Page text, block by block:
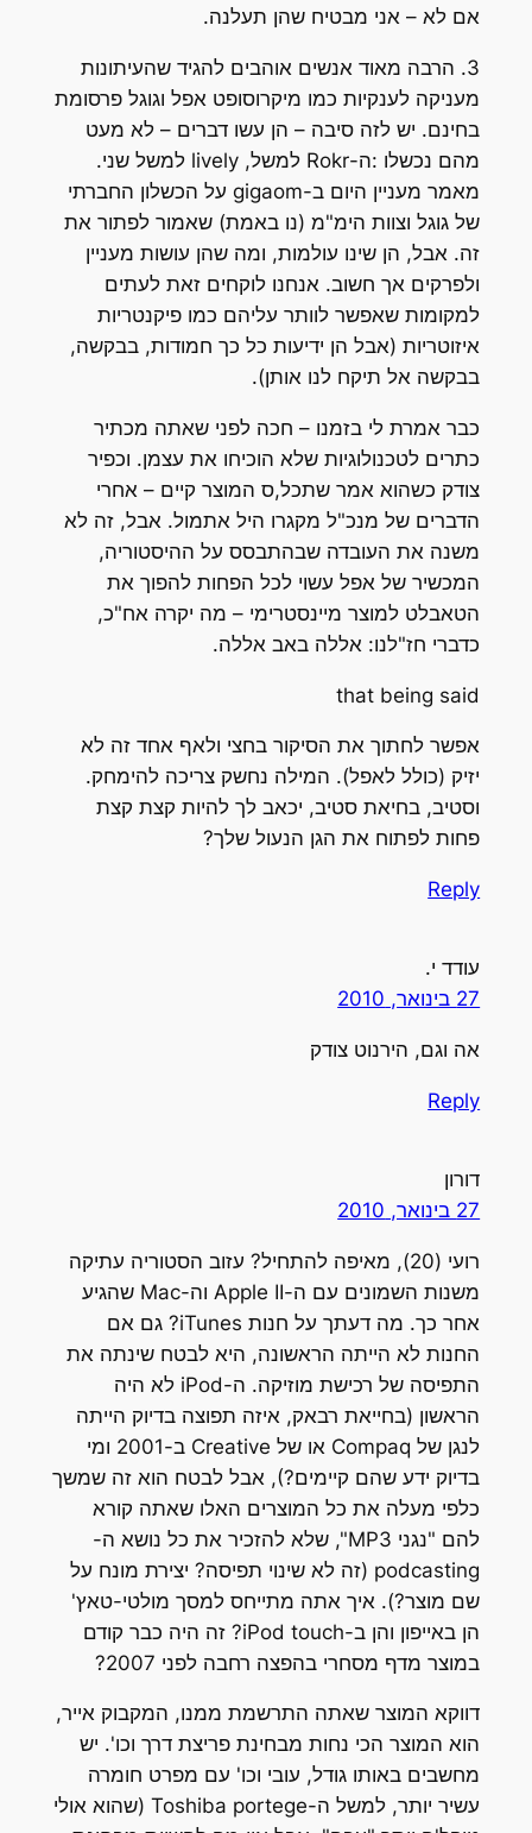
אם לא – אני מבטיח שהן תעלנה.
3. הרבה מאוד אנשים אוהבים להגיד שהעיתונות
מעניקה לענקיות כמו מיקרוסופט אפל וגוגל פרסומת
בחינם. יש לזה סיבה – הן עשו דברים – לא מעט
מהם נכשלו :ה-Rokr למשל, lively למשל שני.
מאמר מעניין היום ב-gigaom על הכשלון החברתי
של גוגל וצוות הימ"מ (נו באמת) שאמור לפתור את
זה. אבל, הן שינו עולמות, ומה שהן עושות מעניין
ולפרקים אך חשוב. אנחנו לוקחים זאת לעתים
למקומות שאפשר לוותר עליהם כמו פיקנטריות
איזוטריות (אבל הן ידיעות כל כך חמודות, בבקשה,
בבקשה אל תיקח לנו אותן).
כבר אמרת לי בזמנו – חכה לפני שאתה מכתיר
כתרים לטכנולוגיות שלא הוכיחו את עצמן. וכפיר
צודק כשהוא אמר שתכל,ס המוצר קיים – אחרי
הדברים של מנכ"ל מקגרו היל אתמול. אבל, זה לא
משנה את העובדה שבהתבסס על ההיסטוריה,
המכשיר של אפל עשוי לכל הפחות להפוך את
הטאבלט למוצר מיינסטרימי – מה יקרה אח"כ,
כדברי חז"לנו: אללה באב אללה.
that being said
אפשר לחתוך את הסיקור בחצי ולאף אחד זה לא
יזיק (כולל לאפל). המילה נחשק צריכה להימחק.
וסטיב, בחיאת סטיב, יכאב לך להיות קצת קצת
פחות לפתוח את הגן הנעול שלך?
Reply
עודד י.
27 בינואר, 2010
אה וגם, הירנוט צודק
Reply
דורון
27 בינואר, 2010
רועי (20), מאיפה להתחיל? עזוב הסטוריה עתיקה
משנות השמונים עם ה-Apple II וה-Mac שהגיע
אחר כך. מה דעתך על חנות iTunes? גם אם
החנות לא הייתה הראשונה, היא לבטח שינתה את
התפיסה של רכישת מוזיקה. ה-iPod לא היה
הראשון (בחייאת רבאק, איזה תפוצה בדיוק הייתה
לנגן של Compaq או של Creative ב-2001 ומי
בדיוק ידע שהם קיימים?), אבל לבטח הוא זה שמשך
כלפי מעלה את כל המוצרים האלו שאתה קורא
להם "נגני MP3", שלא להזכיר את כל נושא ה-
podcasting (זה לא שינוי תפיסה? יצירת מונח על
שם מוצר?). איך אתה מתייחס למסך מולטי-טאץ'
הן באייפון והן ב-iPod touch? זה היה כבר קודם
במוצר מדף מסחרי בהפצה רחבה לפני 2007?
דווקא המוצר שאתה התרשמת ממנו, המקבוק אייר,
הוא המוצר הכי נחות מבחינת פריצת דרך וכו'. יש
מחשבים באותו גודל, עובי וכו' עם מפרט חומרה
עשיר יותר, למשל ה-Toshiba portege (שהוא אולי